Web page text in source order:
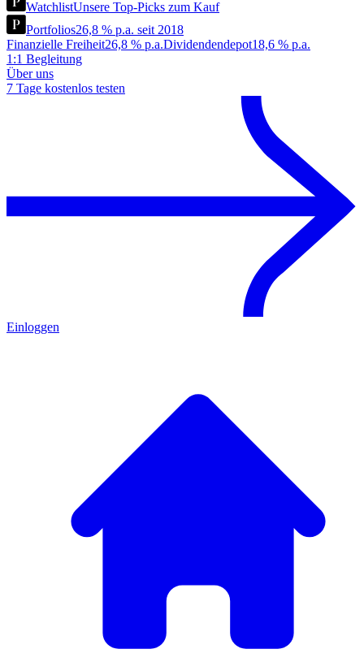
WatchlistUnsere Top-Picks zum Kauf
Portfolios26,8 % p.a. seit 2018
Finanzielle Freiheit26,8 % p.a.Dividendendepot18,6 % p.a.
1:1 Begleitung
Über uns
7 Tage kostenlos testen
Einloggen